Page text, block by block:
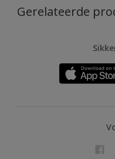
Gerelateerde